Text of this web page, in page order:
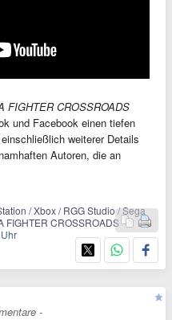
FIGHTER CROSSROADS
und Facebook einen tiefen
weiterer Details
Autoren, die an
/ Xbox / RGG Studio / Sega
FIGHTER CROSSROADS
-